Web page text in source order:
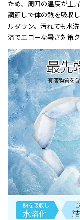
ため、周囲の温度が上
調節しで体の熱を吸収
ルダウン。汚れても水
済でエコーな暑さ対策